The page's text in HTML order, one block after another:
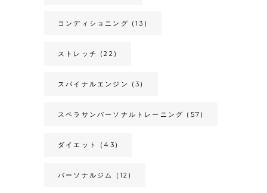
コンディショニング (13)
ストレッチ (22)
スパイナルエンジン (3)
スペラサンパーソナルトレーニング (57)
ダイエット (43)
パーソナルジム (12)